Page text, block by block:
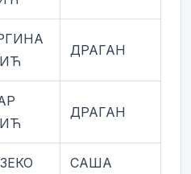
ДРАГАН
ДРАГАН
САША